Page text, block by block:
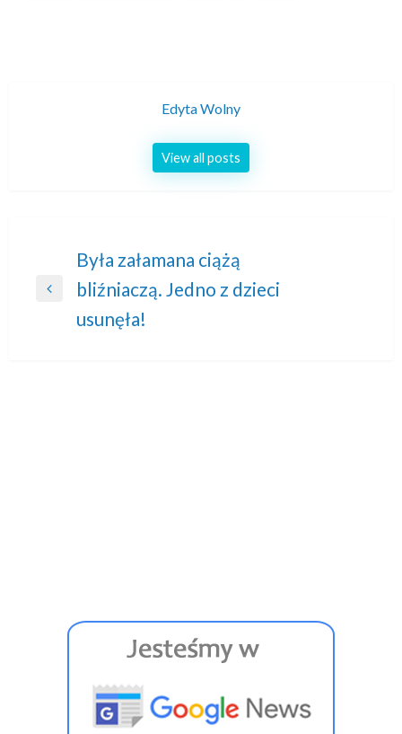
Edyta Wolny
View all posts
Nawigacja
wpisu
Previous
Była załamana ciążą
bliźniaczą. Jedno z dzieci
usunęła!